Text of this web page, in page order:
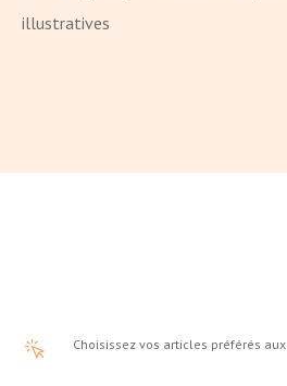
illustratives
Choisissez vos articles préférés aux